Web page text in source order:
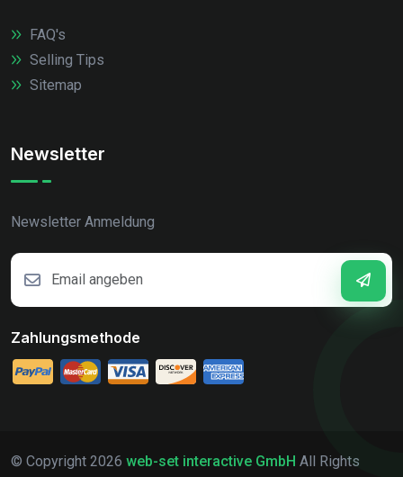
FAQ's
Selling Tips
Sitemap
Newsletter
Newsletter Anmeldung
Zahlungsmethode
© Copyright 2026 web-set interactive GmbH All Rights